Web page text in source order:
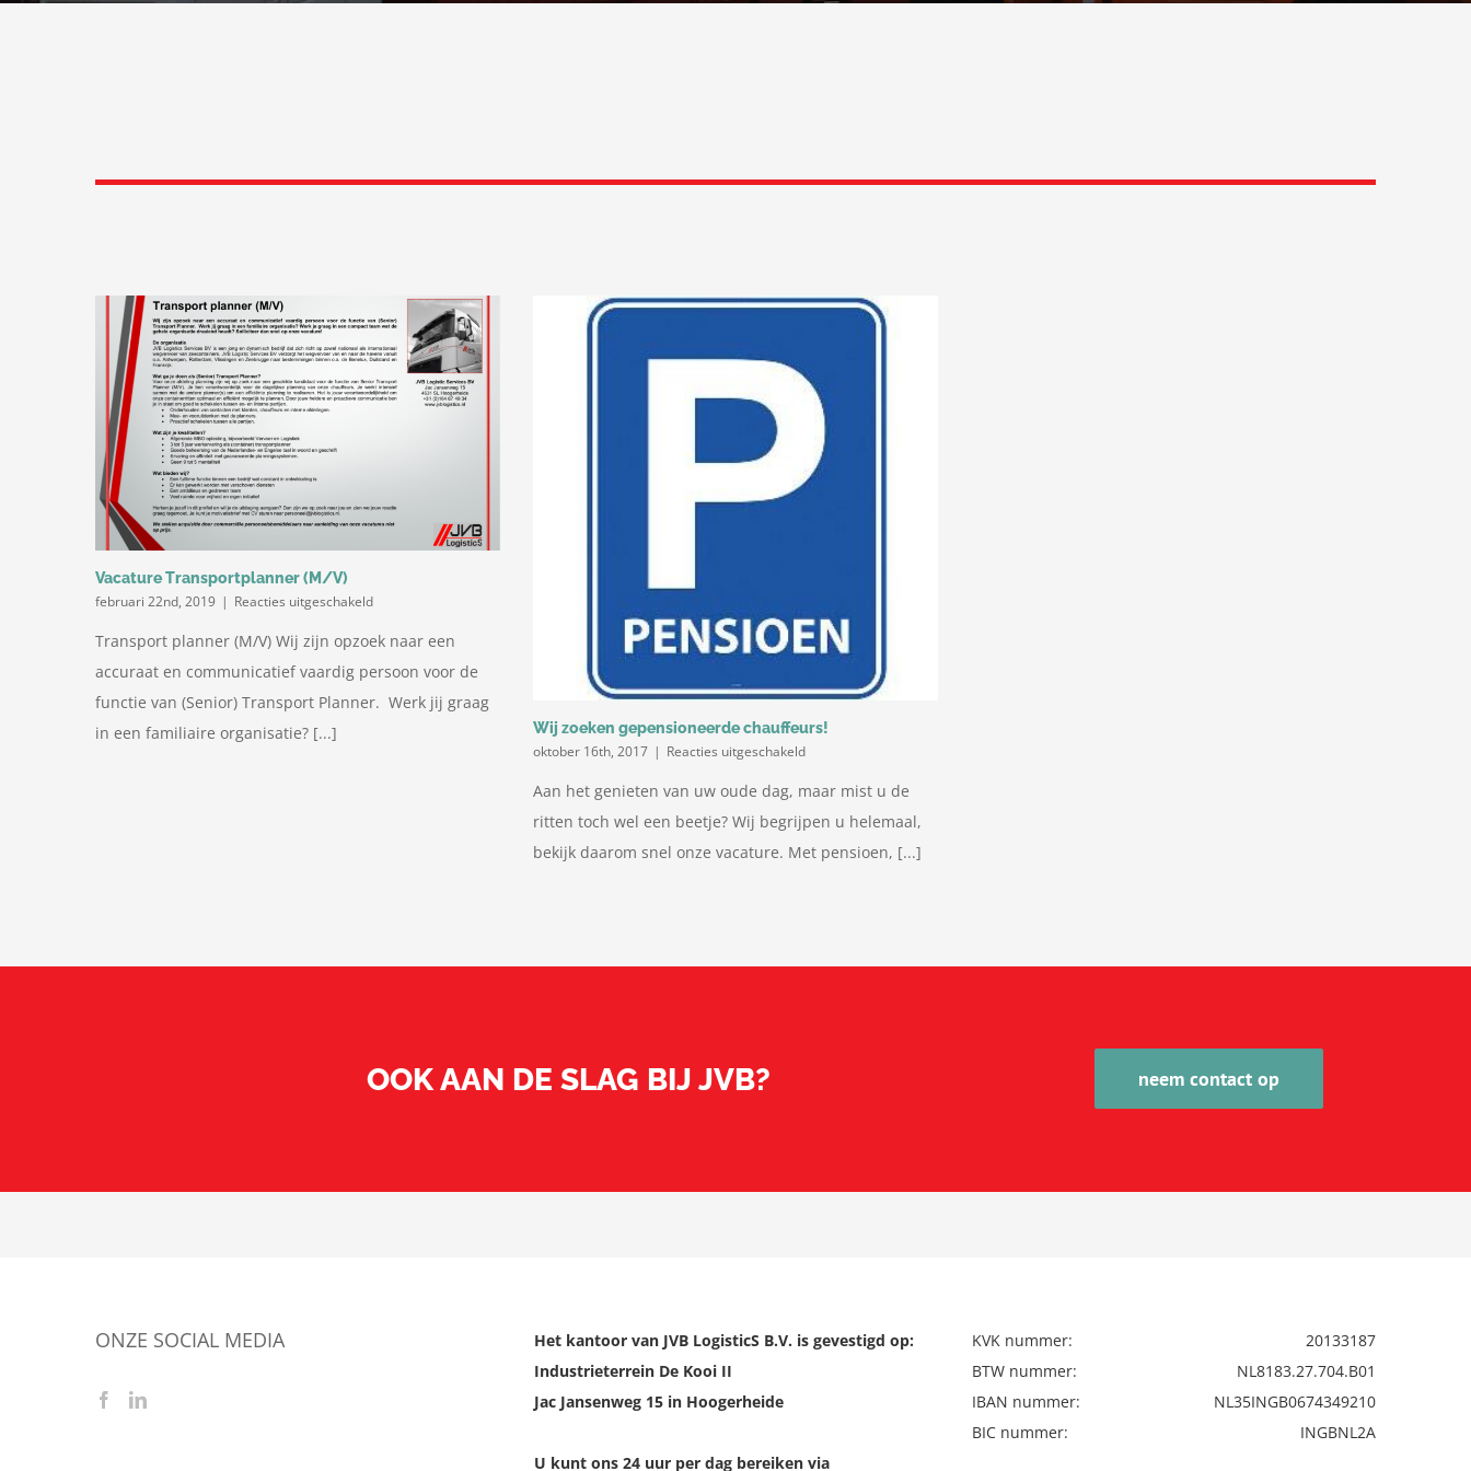
Vacature Transportplanner (M/V)
februari 22nd, 2019 | Reacties uitgeschakeldvoor
Transportplanner
Transport planner (M/V) Wij zijn opzoek naar een
accuraat en communicatief vaardig persoon voor de
functie van (Senior) Transport Planner. Werk jij graag
in een familiaire organisatie? [...]
Wij zoeken gepensioneerde chauffeurs!
oktober 16th, 2017 | Reacties uitgeschakeldvoor
zoeken
chauffeurs!
Aan het genieten van uw oude dag, maar mist u de
ritten toch wel een beetje? Wij begrijpen u helemaal,
bekijk daarom snel onze vacature. Met pensioen, [...]
OOK AAN DE SLAG BIJ JVB? neem contact op
ONZE SOCIAL MEDIA
Het kantoor van JVB LogisticS B.V. is gevestigd op:
Industrieterrein De Kooi II
Jac Jansenweg 15 in Hoogerheide
U kunt ons 24 uur per dag bereiken via
KVK nummer:
20133187
BTW nummer:
NL8183.27.704.B01
IBAN nummer:
NL35INGB0674349210
BIC nummer:
INGBNL2A